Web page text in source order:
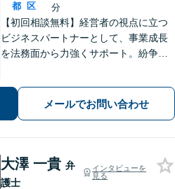
都
区
分
【初回相談無料】経営者の視点に立つ
ビジネスパートナーとして、事業成長
を法務面から力強くサポート。紛争を
の方もお任せください！【新宿駅４
分】
メールでお問い合わせ
大澤 一貴 弁
護士
インタビューを
見る